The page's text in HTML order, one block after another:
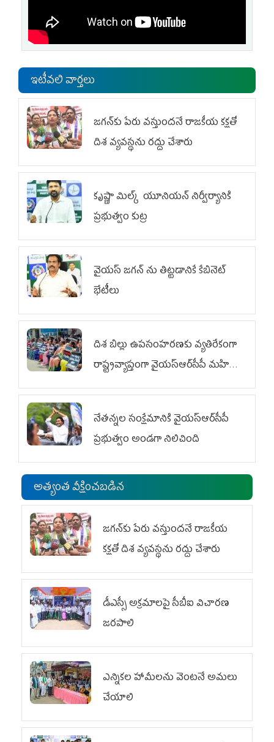
ఇటీవలి వార్తలు
జగన్‌కు పేరు వస్తుందనే రాజకీయ కక్షతో
దిశ వ్య‌వ‌స్థ‌ను రద్దు చేశారు
కృష్ణా మిల్క్‌ యూనియన్‌ నిర్వీర్యానికి
ప్రభుత్వం కుట్ర
వైయ‌స్ జగన్‌ ను తిట్టడానికే కేబినెట్‌
భేటీలు
దిశ బిల్లు ఉపసంహరణకు వ్యతిరేకంగా
రాష్ట్రవ్యాప్తంగా వైయ‌స్ఆర్‌సీపీ మహిళా
విభాగం ఆందోళనలు
నేతన్నల సంక్షేమానికి వైయ‌స్ఆర్‌సీపీ
ప్రభుత్వం అండగా నిలిచింది
అత్యంత వీక్షించబడిన
జగన్‌కు పేరు వస్తుందనే రాజకీయ
కక్షతో దిశ వ్య‌వ‌స్థ‌ను రద్దు చేశారు
డీఎస్సీ అక్రమాలపై సీబీఐ విచారణ
జరపాలి
ఎన్నికల హామీలను వెంటనే అమలు
చేయాలి